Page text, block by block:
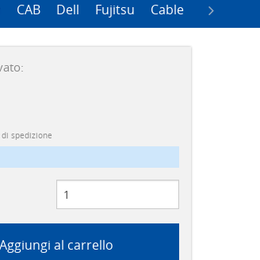
CAB Dell Fujitsu Cable Zebra
spedizione
Aggiungi al carrello